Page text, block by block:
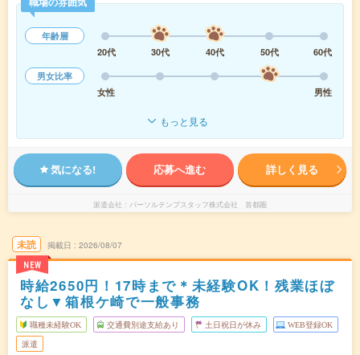
年齢層
20代
30代 40代 50代
60代
男女比率
女性
男性
もっと見る
気になる! 応募へ進む 詳しく見る
派遣会社 パーソルテンプスタッフ株式会社 首都圏
未読
NEW
掲載日 2026/08/07
時給2650円！17時まで＊未経験OK！残業ほぼ
なし▼箱根ケ崎で一般事務
職種未経験OK 交通費別途支給あり 土日祝日が休み WEB登録OK
派遣